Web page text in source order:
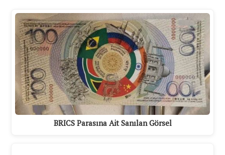
BRICS Parasına Ait Sanılan Görsel